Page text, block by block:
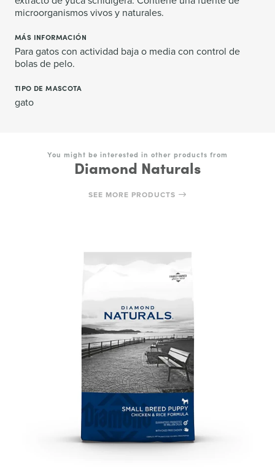
microorganismos vivos y naturales.
MÁS INFORMACIÓN
Para gatos con actividad baja o media con control de
bolas de pelo.
TIPO DE MASCOTA
gato
You might be interested in other products from
Diamond Naturals
SEE MORE PRODUCTS